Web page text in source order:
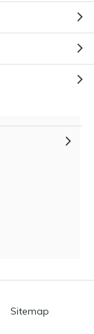
Sitemap